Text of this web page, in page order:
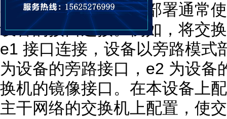
在实际应用中，旁路部署通常
设备的接口连接。例如，将交
e1 接口连接，设备以旁路模式
为设备的旁路接口，e2 为设备
换机的镜像接口。在本设备上
主干网络的交换机上配置，使